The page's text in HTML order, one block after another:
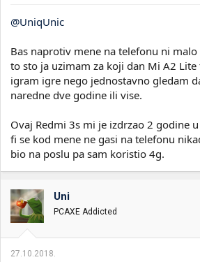
@UniqUnic
Bas naprotiv mene na telefonu ni
to sto ja uzimam za koji dan Mi A2 Lite
igram igre nego jednostavno gledam
naredne dve godine ili vise.
Ovaj Redmi 3s mi je izdrzao 2 godine
fi se kod mene ne gasi na telefonu
bio na poslu pa sam koristio 4g.
Uni
PCAXE Addicted
27.10.2018.